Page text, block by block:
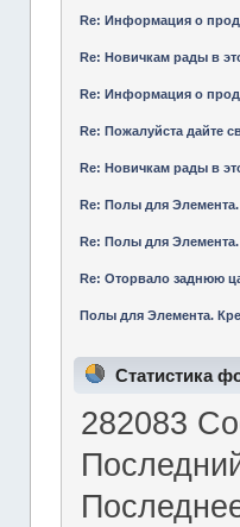
Re: Информация о
Re: Новичкам рады в
Re: Информация о
Re: Пожалуйста дайте
Re: Новичкам рады в
Re: Полы для
Re: Полы для
Re: Оторвало заднюю
Полы для Элемента.
Статистика
282083